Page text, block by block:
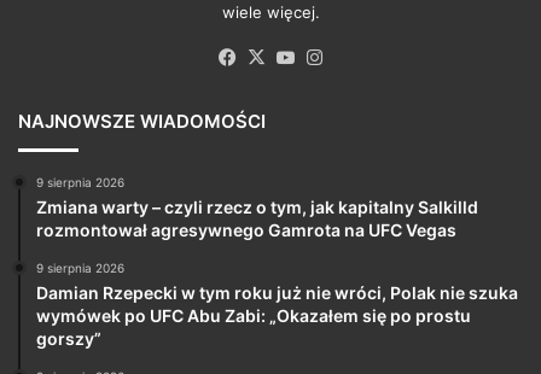
wiele więcej.
Facebook
X YouTube
NAJNOWSZE WIADOMOŚCI
9 sierpnia 2026
Zmiana warty – czyli rzecz o tym, jak kapitalny Salkilld
rozmontował agresywnego Gamrota na UFC Vegas
9 sierpnia 2026
Damian Rzepecki w tym roku już nie wróci, Polak nie szuka
wymówek po UFC Abu Zabi: „Okazałem się po prostu
gorszy”